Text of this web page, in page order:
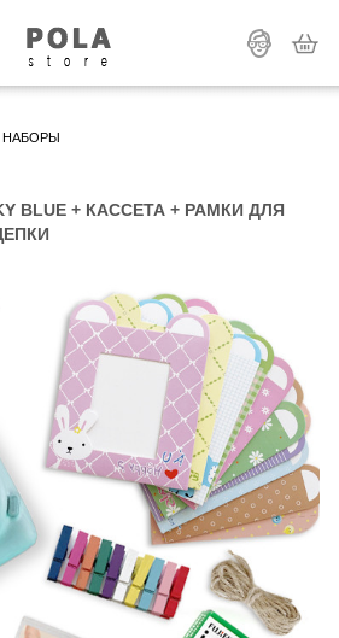
BLUE + КАССЕТА + РАМКИ ДЛЯ